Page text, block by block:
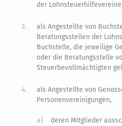
der
3.
als Angestellte von
Beratungsstellen der
Buchstelle, die jeweilige
oder die Beratungsstelle
Steuerbevollmächtigten
4.
als Angestellte von
Personenvereinigungen,
a)
deren Mitglieder